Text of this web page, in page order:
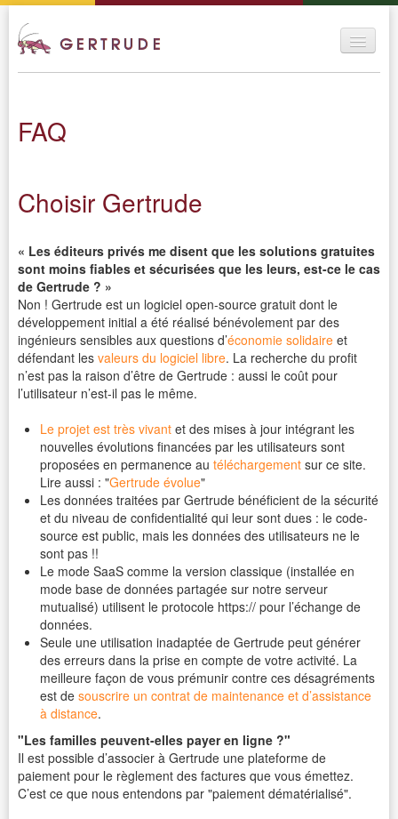
Projet
Assistance
Ecrans / Démos
Contact
FAQ
Choisir Gertrude
« Les éditeurs privés me disent que les solutions gratuites
sont moins fiables et sécurisées que les leurs, est-ce le cas
de Gertrude ? »
Non ! Gertrude est un logiciel open-source gratuit dont le
développement initial a été réalisé bénévolement par des
ingénieurs sensibles aux questions d’économie solidaire et
défendant les valeurs du logiciel libre. La recherche du profit
n’est pas la raison d’être de Gertrude : aussi le coût pour
l’utilisateur n’est-il pas le même.
Le projet est très vivant et des mises à jour intégrant les
nouvelles évolutions financées par les utilisateurs sont
proposées en permanence au téléchargement sur ce site.
Lire aussi : "Gertrude évolue"
Les données traitées par Gertrude bénéficient de la sécurité
et du niveau de confidentialité qui leur sont dues : le code-
source est public, mais les données des utilisateurs ne le
sont pas !!
Le mode SaaS comme la version classique (installée en
mode base de données partagée sur notre serveur
mutualisé) utilisent le protocole https:// pour l’échange de
données.
Seule une utilisation inadaptée de Gertrude peut générer
des erreurs dans la prise en compte de votre activité. La
meilleure façon de vous prémunir contre ces désagréments
est de souscrire un contrat de maintenance et d’assistance
à distance.
"Les familles peuvent-elles payer en ligne ?"
Il est possible d’associer à Gertrude une plateforme de
paiement pour le règlement des factures que vous émettez.
C’est ce que nous entendons par "paiement dématérialisé".